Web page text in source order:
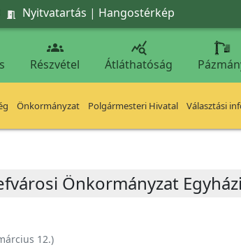
 Nyitvatartás | Hangostérkép

Részvétel

Átláthatóság
Önkormányzat Polgármesteri Hivatal Választási
Önkormányzat
12.)